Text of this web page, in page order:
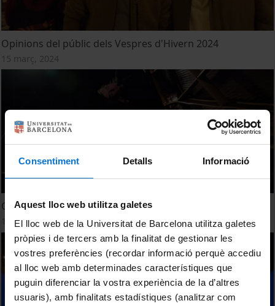
Consentiment Detalls Informació
Aquest lloc web utilitza galetes
El lloc web de la Universitat de Barcelona utilitza galetes
pròpies i de tercers amb la finalitat de gestionar les
vostres preferències (recordar informació perquè accediu
al lloc web amb determinades característiques que
puguin diferenciar la vostra experiència de la d’altres
usuaris), amb finalitats estadístiques (analitzar com
Opinions del públic dels Vespres d'Hivern 2024
15 març, 2024
Opinions dels grups - Els Vespres Hivern 2024
15 març, 2024